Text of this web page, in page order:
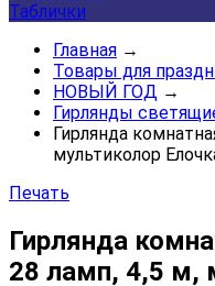
Таблички
Главная →
Товары для
НОВЫЙ ГОД →
Гирлянды
Гирлянда
мультиколор
Печать
Гирлянда
28 ламп, 4,5 м,